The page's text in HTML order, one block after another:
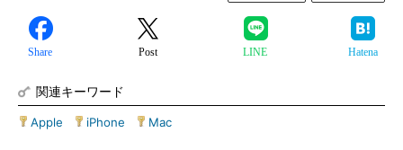
Share Post LINE Hatena
関連キーワード
Apple iPhone Mac